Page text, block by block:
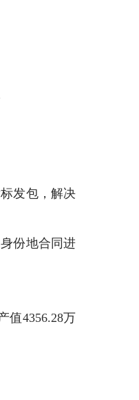
发包，解决
份地合同进
值4356.28万